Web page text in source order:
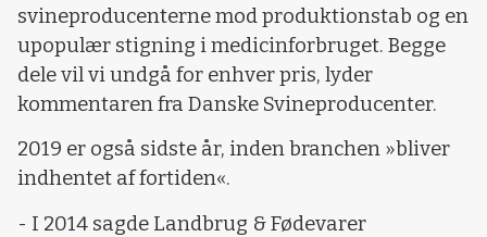
svineproducenterne mod produktionstab og en
upopulær stigning i medicinforbruget. Begge
dele vil vi undgå for enhver pris, lyder
kommentaren fra Danske Svineproducenter.
2019 er også sidste år, inden branchen »bliver
indhentet af fortiden«.
- I 2014 sagde Landbrug & Fødevarer